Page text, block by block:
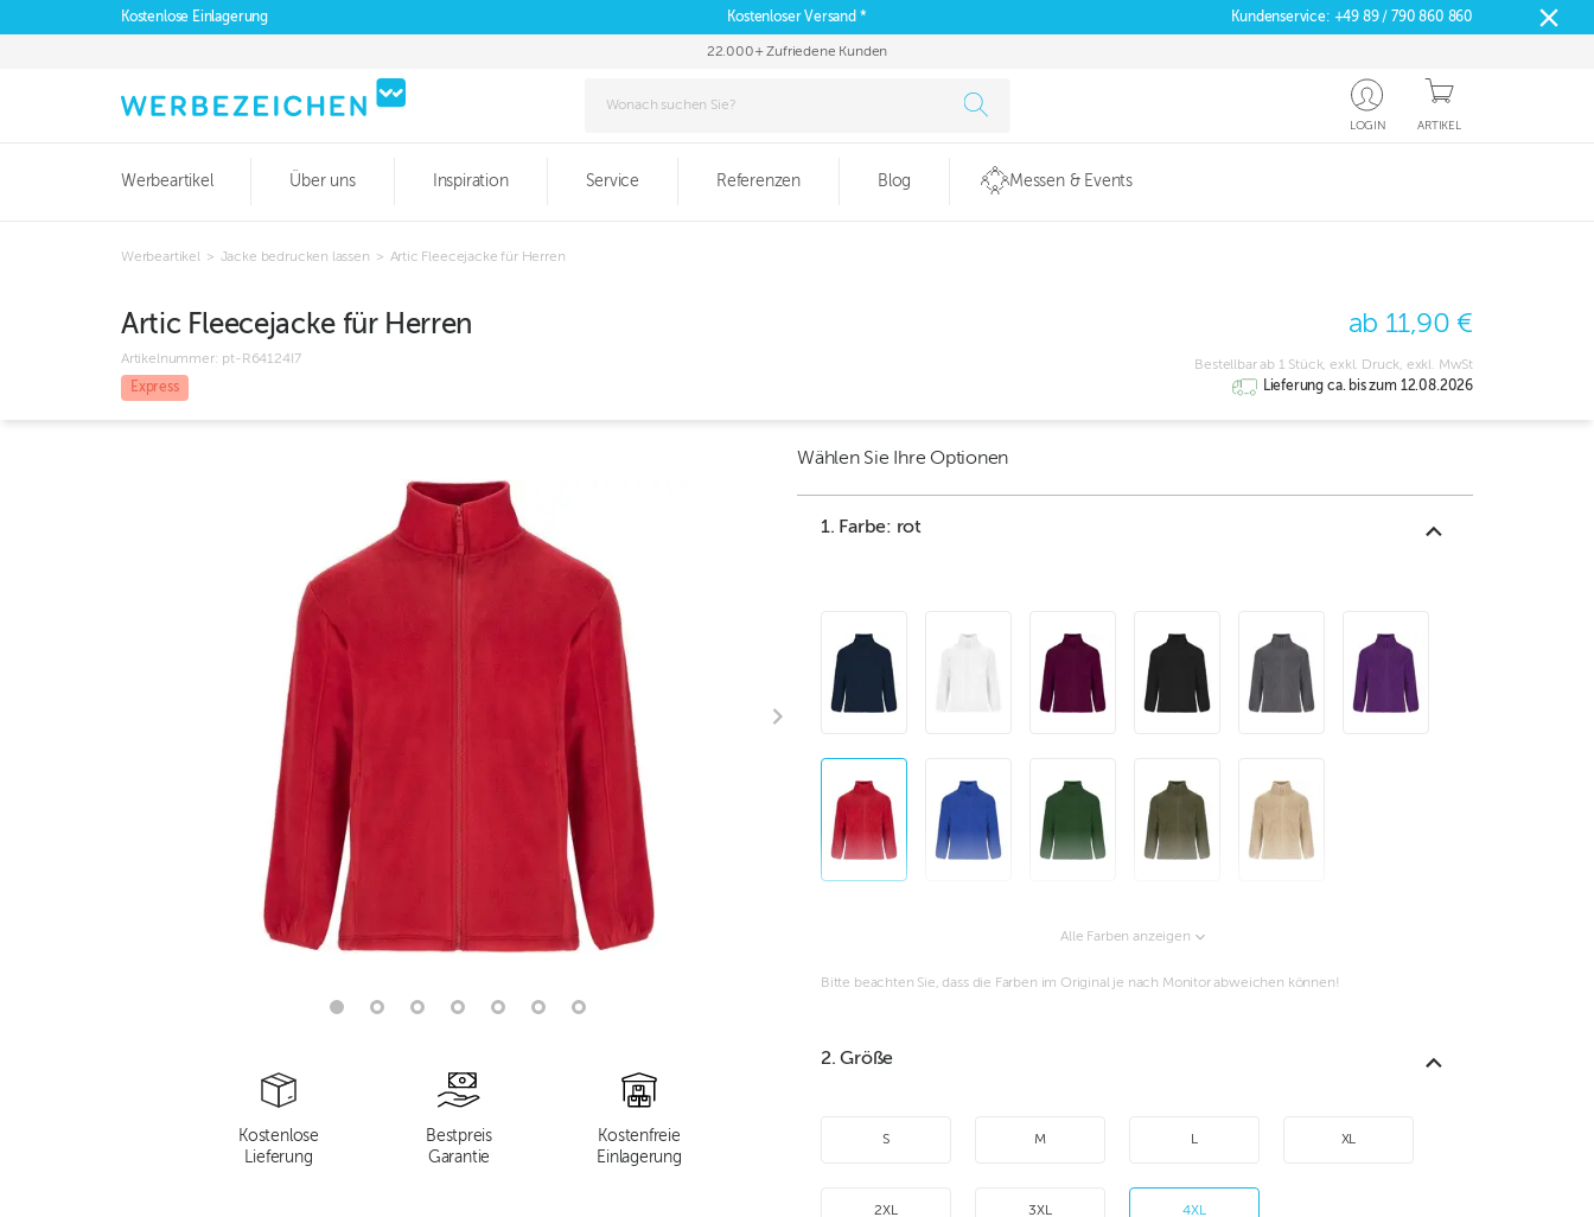
Kostenlose Einlagerung Kostenloser Versand * Kundenservice: +49 89 / 790 860 860
22.000+ Zufriedene Kunden
LOGIN ARTIKEL
Werbeartikel Über uns Inspiration Service Referenzen Blog Messen & Events
Werbeartikel > Jacke bedrucken lassen > Artic Fleecejacke für Herren
Artic Fleecejacke für Herren
Artikelnummer: pt-R64124I7
Express
ab 11,90 €
Bestellbar ab 1 Stück, exkl. Druck, exkl. MwSt
Lieferung ca. bis zum 12.08.2026
Kostenlose
Lieferung
Bestpreis
Garantie
Kostenfreie
Einlagerung
Wählen Sie Ihre Optionen
1. Farbe: rot
Alle Farben anzeigen
Bitte beachten Sie, dass die Farben im Original je nach Monitor abweichen können!
2. Größe
S M L XL
2XL 3XL 4XL